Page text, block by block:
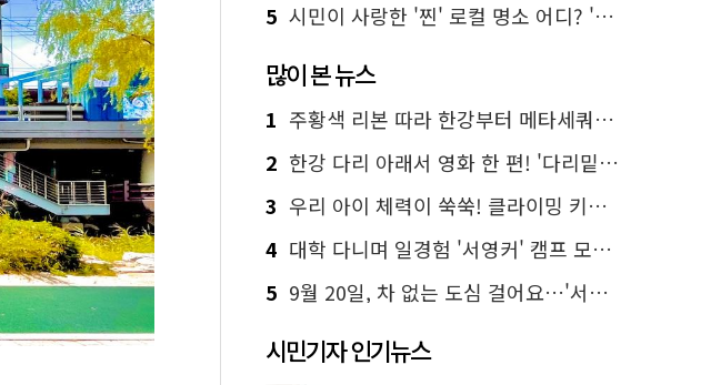
5 시민이 사랑한 '찐' 로컬 명소 어디? '서울에디션25' 추천 코스
많이 본 뉴스
1 주황색 리본 따라 한강부터 메타세쿼이아 숲길까지…서울둘레길 15코스
2 한강 다리 아래서 영화 한 편! '다리밑 영화관' 무료 상영
3 우리 아이 체력이 쑥쑥! 클라이밍 키즈카페·어린이 체력장
4 대학 다니며 일경험 '서영커' 캠프 모집…전액 무료
5 9월 20일, 차 없는 도심 걸어요…'서울 걷자 페스티벌' 선착순 5천명
시민기자 인기뉴스